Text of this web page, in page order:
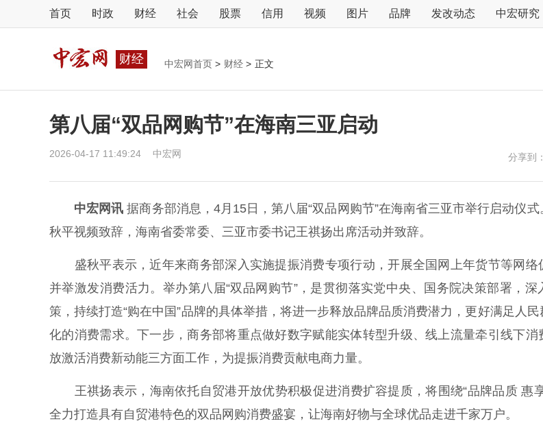
首页 时政 财经 社会 股票 信用 视频 图片 品牌 发改动态 中宏研究
财经 中宏网首页 > 财经 > 正文
第八届“双品网购节”在海南三亚启动
2026-04-17 11:49:24 中宏网 分享到：
中宏网讯据商务部消息，4月15日，第八届“双品网购节”在海南省三亚市举行启动仪
秋平视频致辞，海南省委常委、三亚市委书记王祺扬出席活动并致辞。
盛秋平表示，近年来商务部深入实施提振消费专项行动，开展全国网上年货节等网络
并举激发消费活力。举办第八届“双品网购节”，是贯彻落实党中央、国务院决策部署，深
策，持续打造“购在中国”品牌的具体举措，将进一步释放品牌品质消费潜力，更好满足人
化的消费需求。下一步，商务部将重点做好数字赋能实体转型升级、线上流量牵引线下消
放激活消费新动能三方面工作，为提振消费贡献电商力量。
王祺扬表示，海南依托自贸港开放优势积极促进消费扩容提质，将围绕“品牌品质 惠享
全力打造具有自贸港特色的双品网购消费盛宴，让海南好物与全球优品走进千家万户。